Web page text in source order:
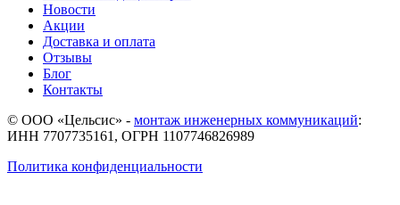
Новости
Акции
Доставка и оплата
Отзывы
Блог
Контакты
© ООО «Цельсис» - монтаж инженерных коммуникаций:
ИНН 7707735161, ОГРН 1107746826989
Политика конфиденциальности